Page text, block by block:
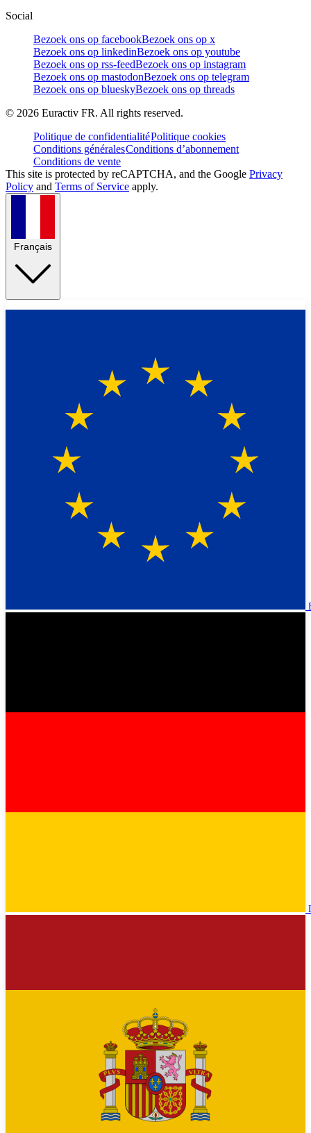
Social
Bezoek ons op facebookBezoek ons op x
Bezoek ons op linkedinBezoek ons op youtube
Bezoek ons op rss-feedBezoek ons op instagram
Bezoek ons op mastodonBezoek ons op telegram
Bezoek ons op blueskyBezoek ons op threads
© 2026 Euractiv FR. All rights reserved.
Politique de confidentialitéPolitique cookies
Conditions généralesConditions d’abonnement
Conditions de vente
This site is protected by reCAPTCHA, and the Google Privacy
Policy and Terms of Service apply.
Français